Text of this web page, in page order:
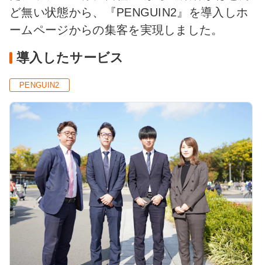
ど無い状態から、『PENGUIN2』を導入しホ
ームページからの集客を実現しました。
導入したサービス
PENGUIN2